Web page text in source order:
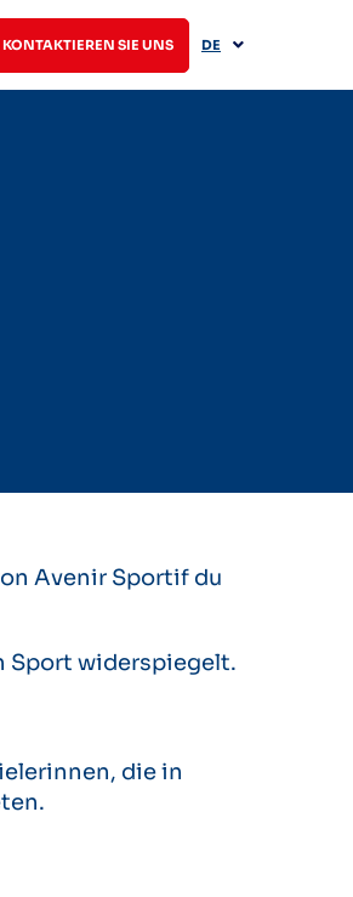
KONTAKTIEREN SIE UNS DE
Avenir Sportif du
Sport widerspiegelt.
die in